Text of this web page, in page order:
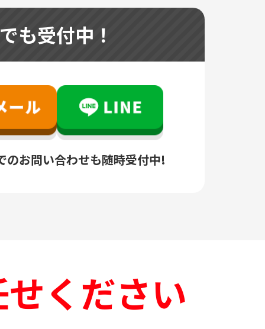
も受付中！
のお問い合わせも随時受付中!
ください